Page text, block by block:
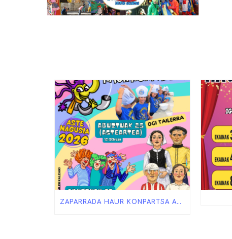
ZAPARRADA HAUR KONPARTSA ASTE NAGUSIAN!